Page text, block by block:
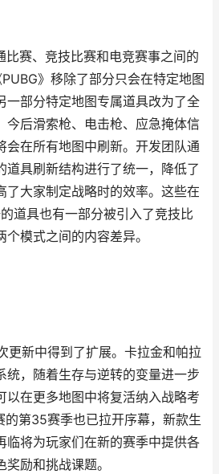
赛、竞技比赛和电竞赛事之间的
》移除了部分只会在特定地图
一部分特定地图专属道具改为了全
今后滑索枪、电击枪、应急掩体信
会在所有地图中刷新。开发团队通
道具刷新结构进行了统一，降低了
了大家制定战略时的效率。这些在
道具也有一部分被引入了竞技比
个模式之间的内容差异。
新中得到了扩展。卡拉金和帕拉
统，随着生存与逆转的变量进一步
以在更多地图中将复活纳入战略考
的第35赛季也已拉开序幕，新款生
临将为玩家们在新的赛季中提供各
奖励和挑战课题。